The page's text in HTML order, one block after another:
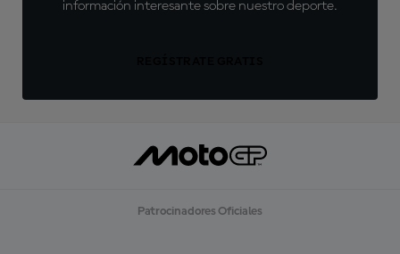
información interesante sobre nuestro deporte.
Patrocinadores Oficiales